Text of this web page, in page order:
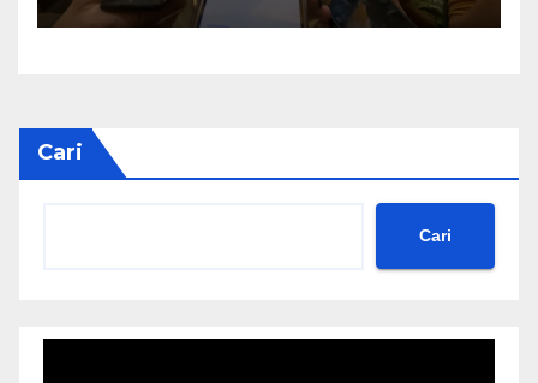
Cari
Cari